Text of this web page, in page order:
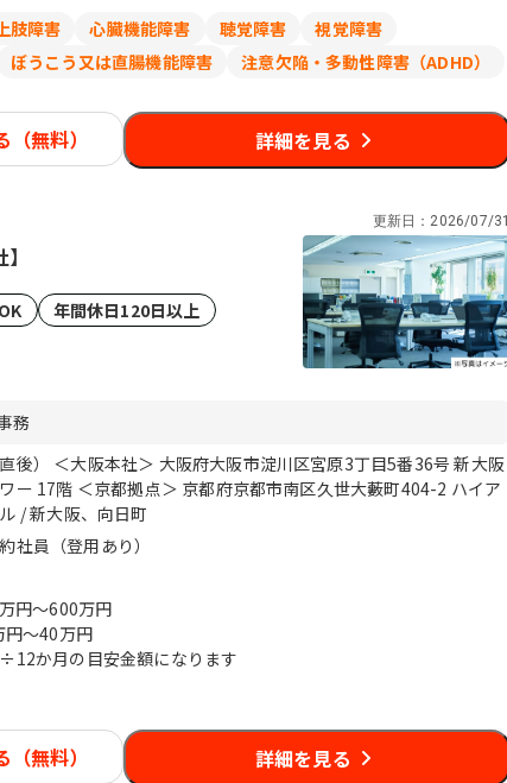
肢障害 心臓機能障害 聴覚障害
視覚障害
ぼうこう又は直腸機能障害
注意欠陥・多動性障害（ADHD）
無料） 詳細を見る
更新日： 2026/07/31
年間休日120日以上
務
直後） ＜大阪本社＞ 大阪府大阪市淀川区宮原3丁目5番36号 新大阪
ー 17階 ＜京都拠点＞ 京都府京都市南区久世大藪町404-2 ハイア
/ 新大阪、向日町
社員（登用あり）
円〜600万円
円〜40万円
か月の目安金額になります
無料） 詳細を見る